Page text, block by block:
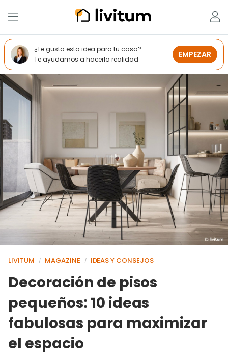
LIVITUM / MAGAZINE / IDEAS Y CONSEJOS
Decoración de pisos
pequeños: 10 ideas
fabulosas para maximizar
el espacio
¿Te gusta esta idea para tu casa?
Te ayudamos a hacerla realidad
EMPEZAR